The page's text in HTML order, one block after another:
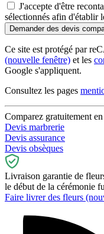
J'accepte d'être
sélectionnés afin d'établir
Ce site est protégé par
(nouvelle fenêtre) et les
Google s'appliquent.
Consultez les pages
Comparez gratuitement
Devis marbrerie
Devis assurance
Devis obsèques
Livraison garantie de
le début de la cérémonie
Faire livrer des fleurs